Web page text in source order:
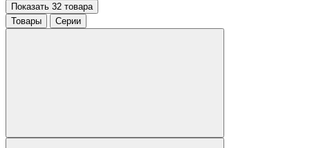
Показать 32 товара
Товары
Серии